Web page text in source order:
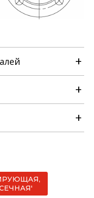
фланцевый с